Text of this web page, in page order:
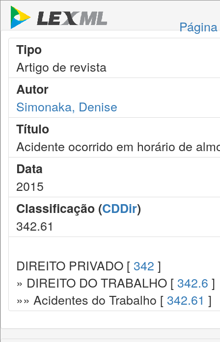
Tipo
Artigo de revista
Autor
Simonaka, Denise
Título
Acidente ocorrido em horário de
Data
2015
Classificação (CDDir)
342.61
DIREITO PRIVADO [ 342 ]
» DIREITO DO TRABALHO [ 342.6 ]
»» Acidentes do Trabalho [ 342.61 ]